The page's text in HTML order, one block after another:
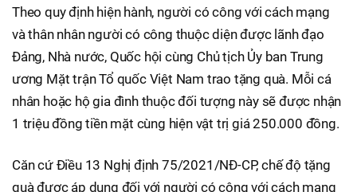
Theo quy định hiện hành, người có công với cách mạng
và thân nhân người có công thuộc diện được lãnh đạo
Đảng, Nhà nước, Quốc hội cùng Chủ tịch Ủy ban Trung
ương Mặt trận Tổ quốc Việt Nam trao tặng quà. Mỗi cá
nhân hoặc hộ gia đình thuộc đối tượng này sẽ được nhận
1 triệu đồng tiền mặt cùng hiện vật trị giá 250.000 đồng.
Căn cứ Điều 13 Nghị định 75/2021/NĐ-CP, chế độ tặng
quà được áp dụng đối với người có công với cách mạng